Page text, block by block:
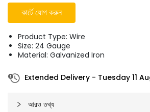
কার্টে যোগ করুন
Product Type: Wire
Size: 24 Gauge
Material: Galvanized Iron
Extended Delivery - Tuesday 11
আরও তথ্য